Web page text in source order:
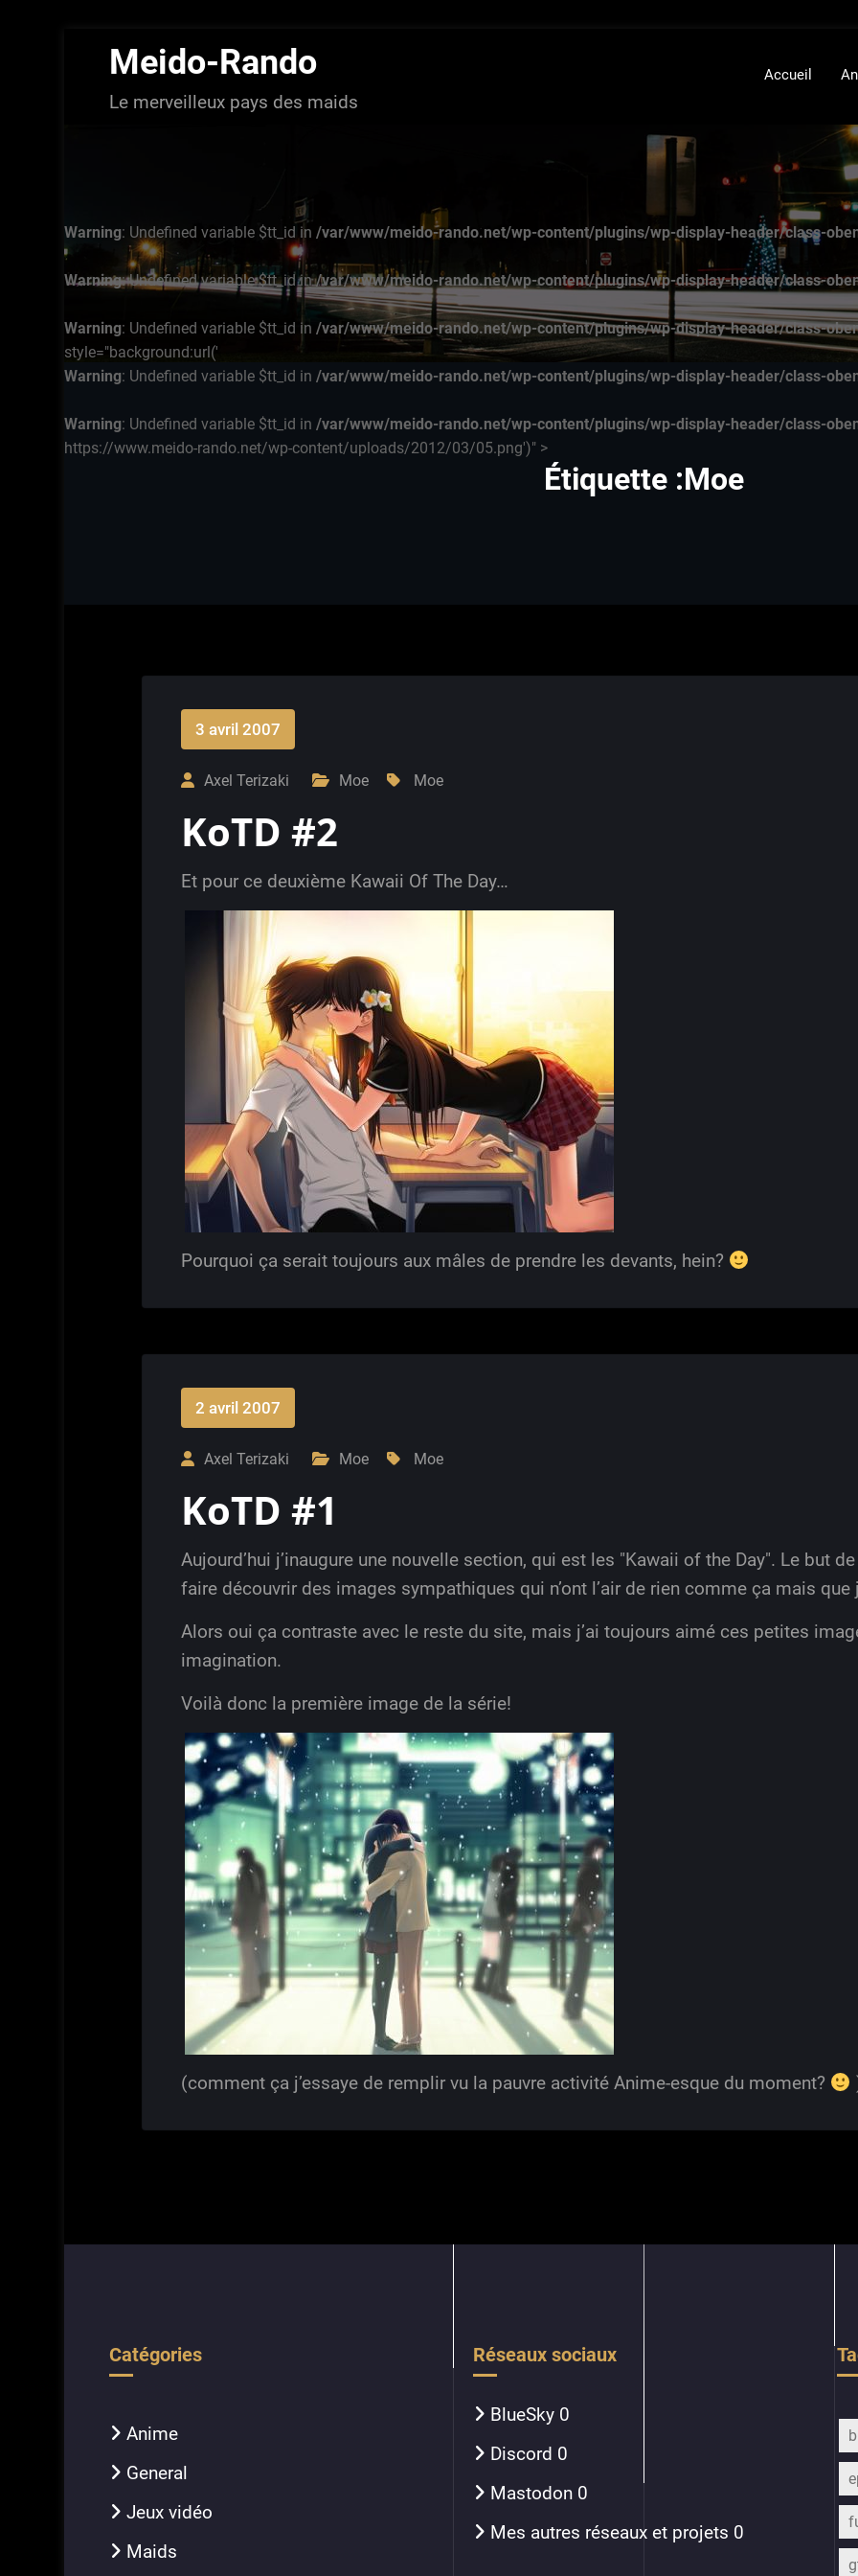
Meido-Rando
Le merveilleux pays des maids
Accueil
Warning: Undefined variable $tt_id in /var/www/meido-rando.net/wp-content/plugins/wp-display-header/class-
Warning: Undefined variable $tt_id in/var/www/meido-rando.net/wp-content/plugins/wp-display-header/class-
Warning: Undefined variable $tt_id in /var/www/meido-rando.net/wp-content/plugins/wp-display-header/class-
style="background:url('
Warning: Undefined variable $tt_id in /var/www/meido-rando.net/wp-content/plugins/wp-display-header/class-
Warning: Undefined variable $tt_id in /var/www/meido-rando.net/wp-content/plugins/wp-display-header/class-
https://www.meido-rando.net/wp-content/uploads/2012/03/05.png')" >
Étiquette :Moe
3 avril 2007
Axel Terizaki Moe Moe
KoTD #2
Et pour ce deuxième Kawaii Of The Day…
Pourquoi ça serait toujours aux mâles de prendre les devants, hein?
2 avril 2007
Axel Terizaki Moe Moe
KoTD #1
Aujourd’hui j’inaugure une nouvelle section, qui est les "Kawaii of the Day". Le but
faire découvrir des images sympathiques qui n’ont l’air de rien comme ça mais
Alors oui ça contraste avec le reste du site, mais j’ai toujours aimé ces petites
imagination.
Voilà donc la première image de la série!
(comment ça j’essaye de remplir vu la pauvre activité Anime-esque du moment?
Catégories
Anime
General
Jeux vidéo
Maids
Réseaux sociaux
BlueSky 0
Discord 0
Mastodon 0
Mes autres réseaux et projets 0